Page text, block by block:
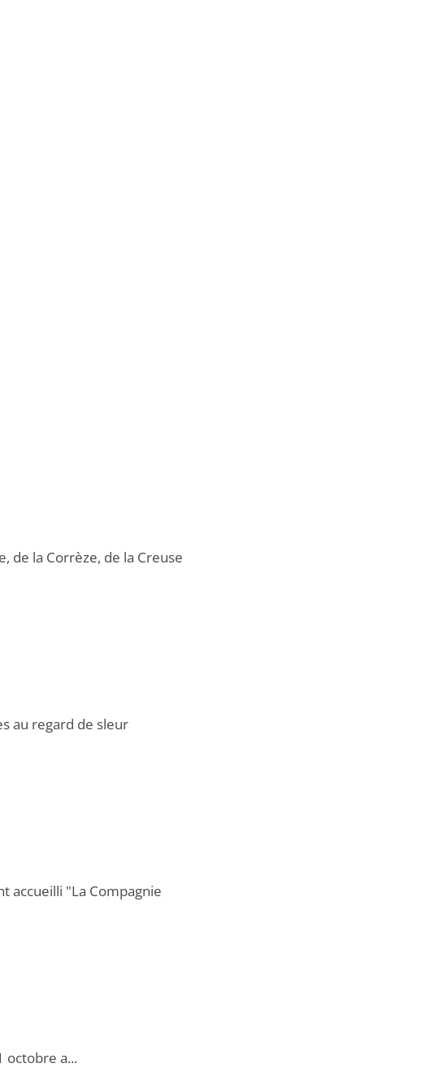
de la Corrèze, de la Creuse
au regard de sleur
accueilli "La Compagnie
octobre a...